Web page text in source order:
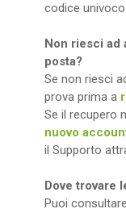
codice
Non riesci ad
posta?
Se non riesci
prova prima a
Se il recupero
nuovo
il Supporto
Dove trovare
Puoi